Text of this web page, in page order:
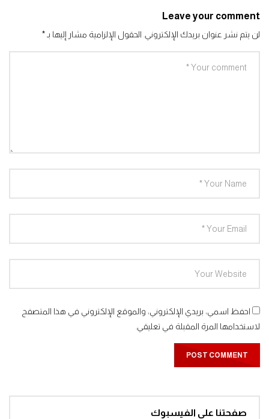
Leave your comment
لن يتم نشر عنوان بريدك الإلكتروني. الحقول الإلزامية مشار إليها بـ *
احفظ اسمي، بريدي الإلكتروني، والموقع الإلكتروني في هذا المتصفح
لاستخدامها المرة المقبلة في تعليقي.
صفحتنا على الفيسبوك